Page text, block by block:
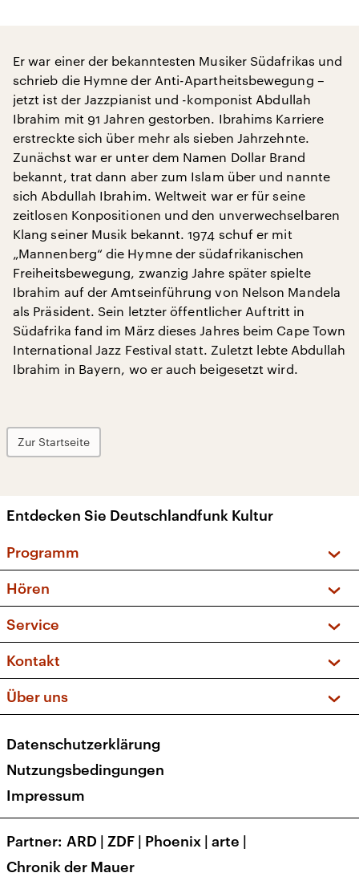
Er war einer der bekanntesten Musiker Südafrikas und
schrieb die Hymne der Anti-Apartheitsbewegung –
jetzt ist der Jazzpianist und -komponist Abdullah
Ibrahim mit 91 Jahren gestorben. Ibrahims Karriere
erstreckte sich über mehr als sieben Jahrzehnte.
Zunächst war er unter dem Namen Dollar Brand
bekannt, trat dann aber zum Islam über und nannte
sich Abdullah Ibrahim. Weltweit war er für seine
zeitlosen Konpositionen und den unverwechselbaren
Klang seiner Musik bekannt. 1974 schuf er mit
„Mannenberg“ die Hymne der südafrikanischen
Freiheitsbewegung, zwanzig Jahre später spielte
Ibrahim auf der Amtseinführung von Nelson Mandela
als Präsident. Sein letzter öffentlicher Auftritt in
Südafrika fand im März dieses Jahres beim Cape Town
International Jazz Festival statt. Zuletzt lebte Abdullah
Ibrahim in Bayern, wo er auch beigesetzt wird.
Zur Startseite
Entdecken Sie Deutschlandfunk Kultur
Programm
Sendungen und Podcasts
Musikliste
Kakadu – Das Kinderprogramm
Hören
Frequenzen (UKW + DAB+)
Service
FAQ
Apps
Newsletter
Veranstaltungen
Kontakt
Social Media
Über uns
Presse
Karriere
Transparenz
Datenschutzerklärung
Nutzungsbedingungen
Impressum
Partner ARD | ZDF | Phoenix | arte |
Chronik der Mauer